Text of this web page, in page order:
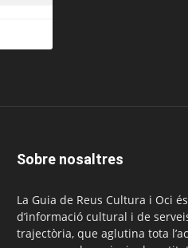
Sobre nosaltres
La Guia de Reus Cultura i Oci
d’informació cultural i de
trajectòria, que aglutina tota